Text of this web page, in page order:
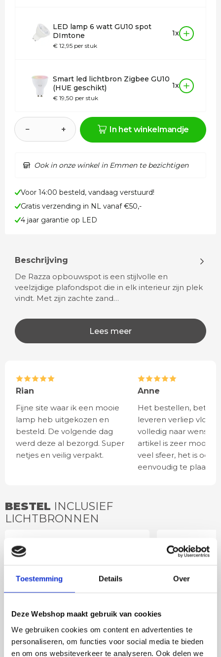
Toestemming Details Over
Deze Webshop maakt gebruik van cookies
We gebruiken cookies om content en advertenties te
personaliseren, om functies voor social media te bieden
en om ons websiteverkeer te analyseren. Ook delen we
LED lamp 6 watt GU10 spot
DImtone
€ 12,95 per stuk
1x
Smart led lichtbron Zigbee GU10
(HUE geschikt)
€ 19,50 per stuk
1x
− + In het winkelmandje
Ook in onze winkel in Emmen te bezichtigen
Voor 14:00 besteld, vandaag verstuurd!
Gratis verzending in NL vanaf €50,-
4 jaar garantie op LED
Beschrijving
De Razza opbouwspot is een stijlvolle en
veelzijdige plafondspot die in elk interieur zijn plek
vindt. Met zijn zachte zand…
Lees meer
Rian
Fijne site waar ik een mooie
lamp heb uitgekozen en
besteld. De volgende dag
werd deze al bezorgd. Super
netjes en veilig verpakt.
Anne
Het bestellen,
leveren verliep vlot en
volledig naar wens.
artikel is zeer mooi
veel sfeer, het is ook
eenvoudig te
BESTEL INCLUSIEF
LICHTBRONNEN
GU10 3standenlamp |
LED lamp